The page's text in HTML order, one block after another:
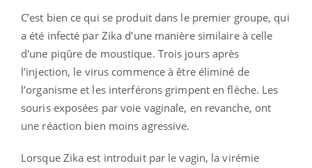
C’est bien ce qui se produit dans le premier groupe, qui
a été infecté par Zika d’une manière similaire à celle
d'une piqûre de moustique. Trois jours après
l’injection, le virus commence à être éliminé de
l’organisme et les interférons grimpent en flèche. Les
souris exposées par voie vaginale, en revanche, ont
une réaction bien moins agressive.
Lorsque Zika est introduit par le vagin, la virémie